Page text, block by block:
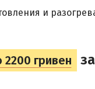
и
2200 гривен